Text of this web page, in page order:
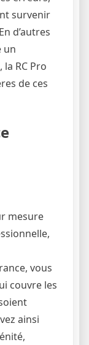
survenir
d’autres
un
RC Pro
de ces
mesure
vous
couvre les
ainsi